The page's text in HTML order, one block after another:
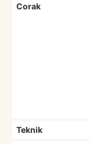
Corak
Teknik